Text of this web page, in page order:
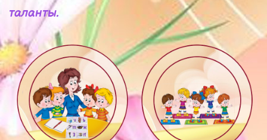
таланты.